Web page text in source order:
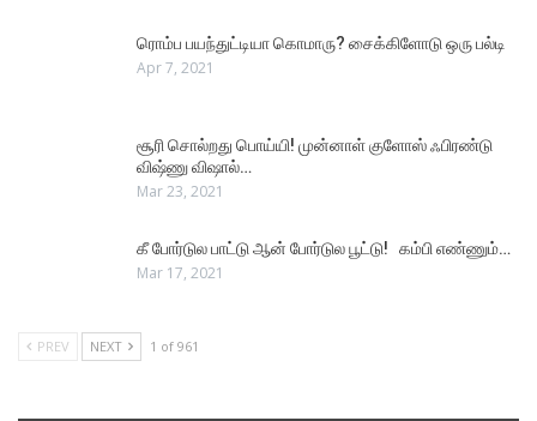
ரொம்ப பயந்துட்டியா கொமாரு? சைக்கிளோடு ஒரு பல்டி
Apr 7, 2021
சூரி சொல்றது பொய்யி! முன்னாள் குளோஸ் ஃபிரண்டு
விஷ்ணு விஷால்…
Mar 23, 2021
கீ போர்டுல பாட்டு ஆன் போர்டுல பூட்டு! கம்பி எண்ணும்…
Mar 17, 2021
PREV NEXT 1 of 961